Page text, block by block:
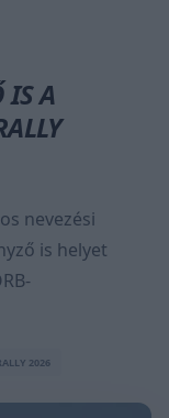
IS A
nevezési
is helyet
2026